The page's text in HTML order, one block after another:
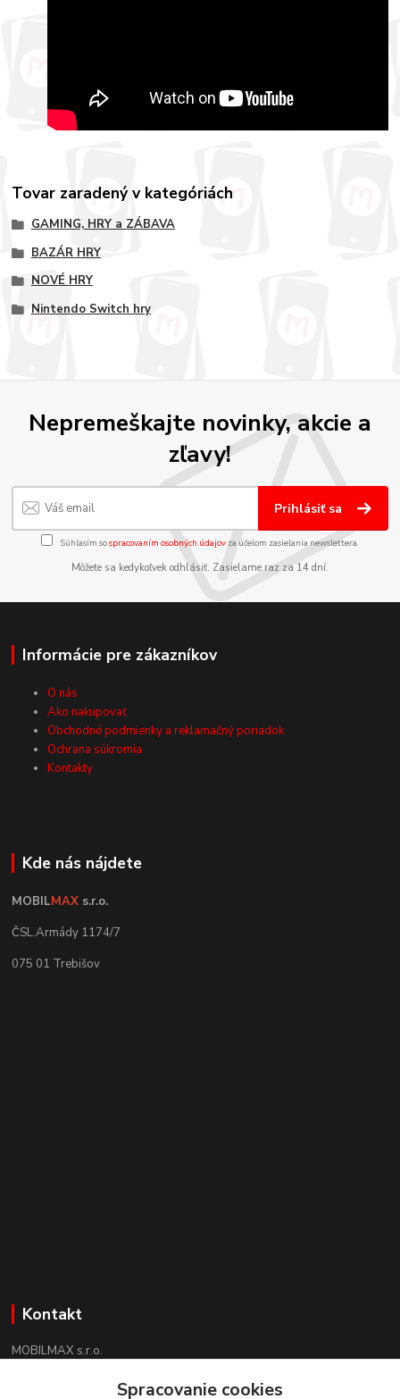
Tovar zaradený v kategóriách
GAMING, HRY a ZÁBAVA
BAZÁR HRY
NOVÉ HRY
Nintendo Switch hry
Nepremeškajte novinky, akcie a
zľavy!
Prihlásiť sa
Súhlasím sospracovaním osobných údajov za účelom zasielania newslettera.
Môžete sa kedykoľvek odhlásiť. Zasielame raz za 14 dní.
Informácie pre zákazníkov
O nás
Ako nakupovať
Obchodné podmienky a reklamačný poriadok
Ochrana súkromia
Kontakty
Kde nás nájdete
MOBILMAX s.r.o.
ČSL.Armády 1174/7
075 01 Trebišov
Kontakt
MOBILMAX s.r.o.
(Po-Pia 8:30 -17:30, So 09:00 - 12:30)Spracovanie cookies